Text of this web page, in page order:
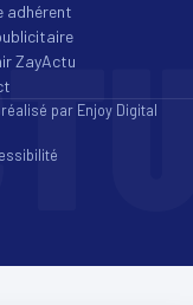
adhérent
ZayActu
par Enjoy Digital